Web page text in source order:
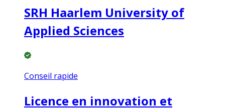
SRH Haarlem University of
Applied Sciences
Conseil rapide
Licence en innovation et